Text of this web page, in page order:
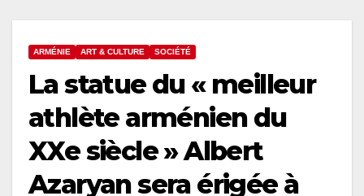
ARMÉNIE ART & CULTURE SOCIÉTÉ
La statue du « meilleur
athlète arménien du
XXe siècle » Albert
Azaryan sera érigée à